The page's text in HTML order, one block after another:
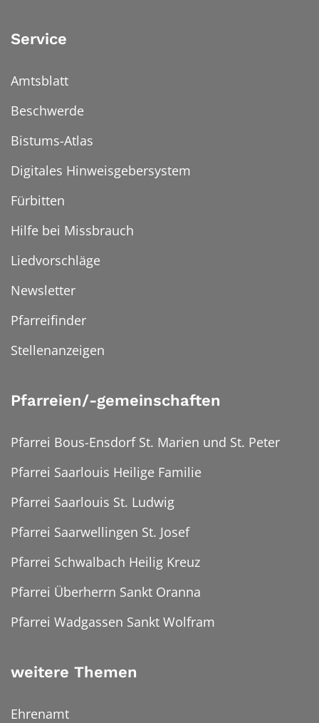
Service
Amtsblatt
Beschwerde
Bistums-Atlas
Digitales Hinweisgebersystem
Fürbitten
Hilfe bei Missbrauch
Liedvorschläge
Newsletter
Pfarreifinder
Stellenanzeigen
Pfarreien/-gemeinschaften
Pfarrei Bous-Ensdorf St. Marien und St. Peter
Pfarrei Saarlouis Heilige Familie
Pfarrei Saarlouis St. Ludwig
Pfarrei Saarwellingen St. Josef
Pfarrei Schwalbach Heilig Kreuz
Pfarrei Überherrn Sankt Oranna
Pfarrei Wadgassen Sankt Wolfram
weitere Themen
Ehrenamt